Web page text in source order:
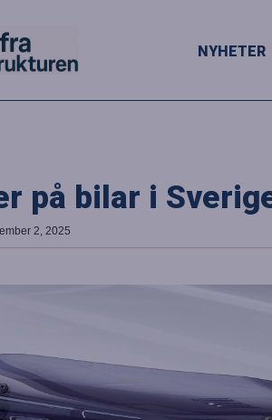
NYHETER
på bilar i
2, 2025